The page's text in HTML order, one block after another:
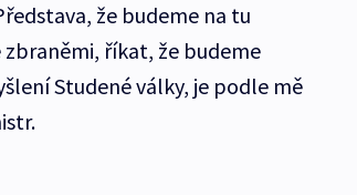
že budeme na tu
říkat, že budeme
Studené války, je podle mě